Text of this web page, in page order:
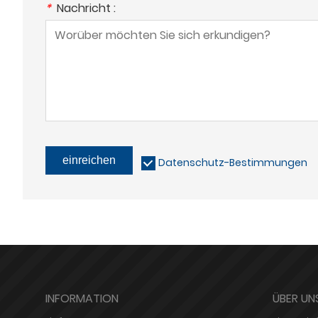
* Nachricht :
einreichen Datenschutz-Bestimmungen
INFORMATION ÜBER